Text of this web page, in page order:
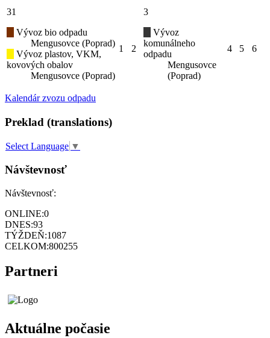
31
Vývoz bio odpadu
Mengusovce (Poprad)
Vývoz plastov, VKM,
kovových obalov
Mengusovce (Poprad)
1 2
3
Vývoz
komunálneho
odpadu
Mengusovce
(Poprad)
4 5 6
Kalendár zvozu odpadu
Preklad (translations)
Select Language ▼
Návštevnosť
Návštevnosť:
ONLINE:0
DNES:93
TÝŽDEŇ:1087
CELKOM:800255
Partneri
Aktuálne počasie